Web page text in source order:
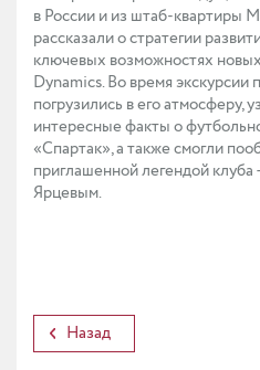
в России и из штаб-квартиры
рассказали о стратегии
ключевых возможностях
Dynamics. Во время экскурсии
погрузились в его атмосферу,
интересные факты о
«Спартак», а также смогли
приглашенной легендой клуба
Ярцевым.
Назад